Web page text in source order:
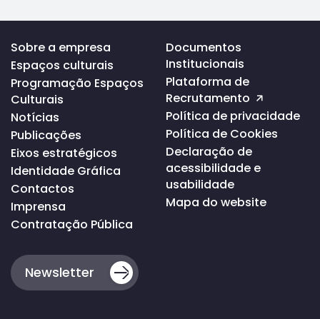
Voltar
ao
topo
da
página
Sobre a empresa
Espaços culturais
Programação Espaços
Culturais
Notícias
Publicações
Eixos estratégicos
Identidade Gráfica
Contactos
Imprensa
Contratação Pública
Documentos
Institucionais
Plataforma de
Recrutamento
Política de privacidade
Política de Cookies
Declaração de
acessibilidade e
usabilidade
Mapa do website
Newsletter